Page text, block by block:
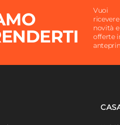
Vuoi
ricevere
novità e
offerte